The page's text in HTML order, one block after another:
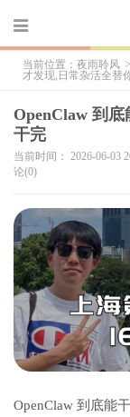
当前位置： 夜雨聆风 >
才发现,日常杂活全替
OpenClaw 到
干完
当前时间： 2026-06-03
论(0)
OpenClaw 到底能